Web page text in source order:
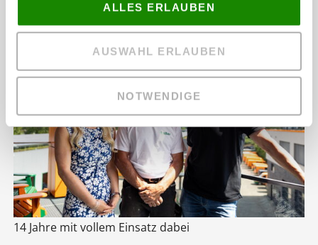
ALLES ERLAUBEN
AUSWAHL ERLAUBEN
NOTWENDIGE
14 Jahre mit vollem Einsatz dabei